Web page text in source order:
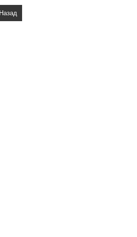
Назад